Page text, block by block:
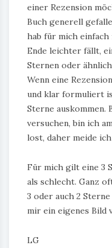
einer Rezension
Buch generell
hab für mich
Ende leichter fällt,
Sternen oder
Wenn eine
und klar formuliert
Sterne auskommen.
versuchen, bin ich
lost, daher meide
Für mich gilt eine 3
als schlecht. Ganz
3 oder auch 2
mir ein eigenes Bild
LG